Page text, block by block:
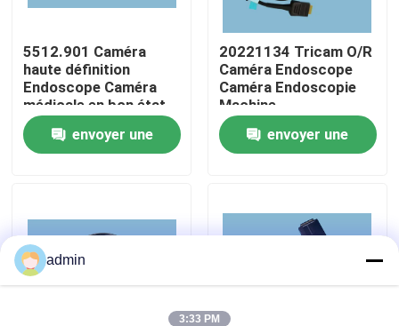
Contrôle de la qualité
Nous contacter
Endoscope médical
5512.901 Caméra
haute définition
Endoscope Caméra
médicale en bon état
envoyer une
20221134 Tricam O/R
Caméra Endoscope
Caméra Endoscopie
Machine
envoyer une
admin
3:33 PM